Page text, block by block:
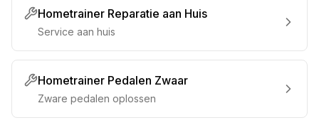
Hometrainer Reparatie aan Huis
Service aan huis
Hometrainer Pedalen Zwaar
Zware pedalen oplossen